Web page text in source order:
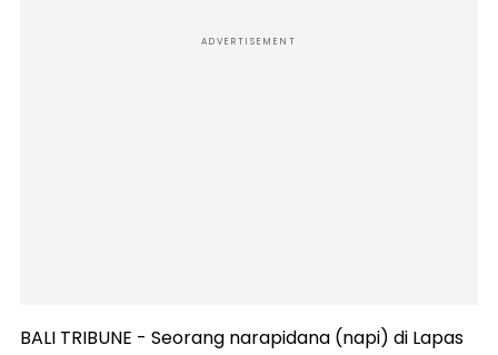
ADVERTISEMENT
BALI TRIBUNE - Seorang narapidana (napi) di Lapas